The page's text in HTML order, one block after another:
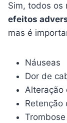
Sim, todos os
efeitos
mas é
Náuseas
Dor de
Alteração
Retenção